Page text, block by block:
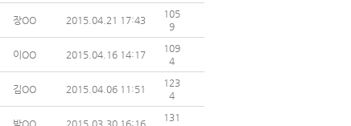
장OO 2015.04.21 17:43
105
9
이OO 2015.04.16 14:17
109
4
김OO 2015.04.06 11:51
123
4
박OO 2015.03.30 16:16
131